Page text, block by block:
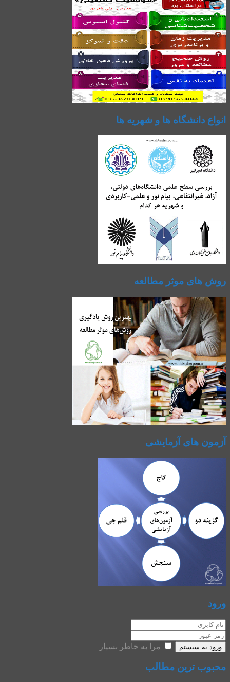
انواع دانشگاه ها و شهریه ها
روش های موثر مطالعه
آزمون های آزمایشی
ورود
ورود به سیستم مرا به خاطر بسپار
محبوب ترین مطالب